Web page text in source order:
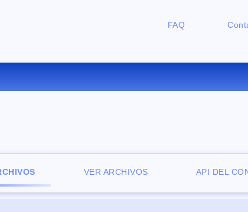
FAQ
DJVU A TIFF
VER ARCHIVOS API DEL